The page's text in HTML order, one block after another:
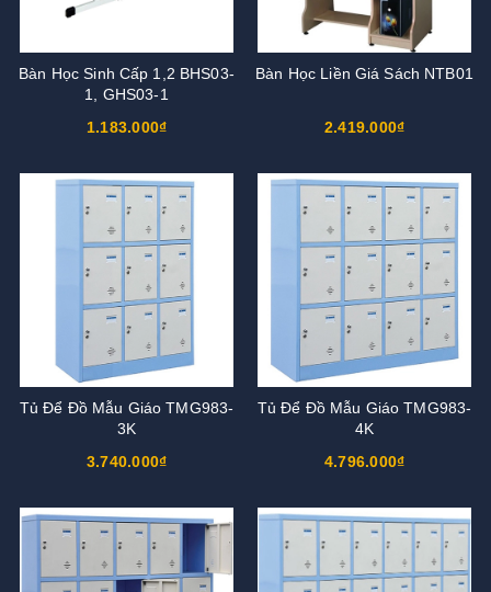
Bàn Học Sinh Cấp 1,2 BHS03-
1, GHS03-1
1.183.000₫
Bàn Học Liền Giá Sách NTB01
2.419.000₫
Tủ Để Đồ Mẫu Giáo TMG983-
3K
3.740.000₫
Tủ Để Đồ Mẫu Giáo TMG983-
4K
4.796.000₫